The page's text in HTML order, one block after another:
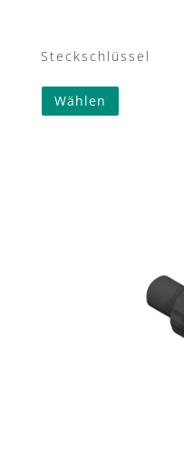
Steckschlüssel
Wählen